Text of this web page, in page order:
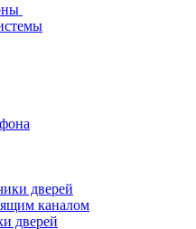
дверей
каналом
дверей